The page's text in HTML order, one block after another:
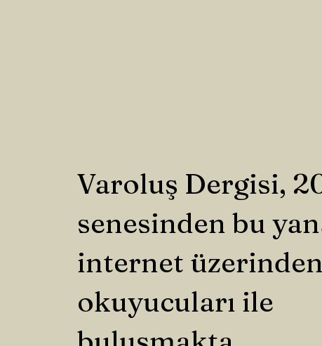
Varoluş Dergisi,
senesinden bu
internet üzerinden
okuyucuları ile